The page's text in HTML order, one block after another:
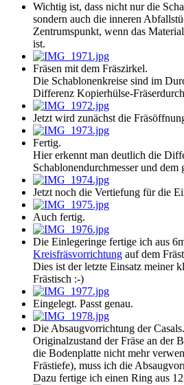
Wichtig ist, dass nicht nur die
sondern auch die inneren
Zentrumspunkt, wenn das
ist.
Fräsen mit dem Fräszirkel.
Die Schablonenkreise sind im
Differenz Kopierhülse-
Jetzt wird zunächst die
Fertig.
Hier erkennt man deutlich die
Schablonendurchmesser und dem
Jetzt noch die Vertiefung für die
Auch fertig.
Die Einlegeringe fertige ich aus
Kreisfräsvorrichtung auf dem
Dies ist der letzte Einsatz meiner
Frästisch :-)
Eingelegt. Passt genau.
Die Absaugvorrichtung der
Originalzustand der Fräse an der
die Bodenplatte nicht mehr
Frästiefe), muss ich die
Dazu fertige ich einen Ring aus